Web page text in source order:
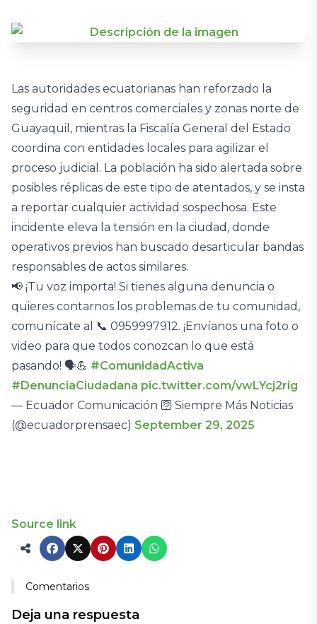
Las autoridades ecuatorianas han reforzado la
seguridad en centros comerciales y zonas norte de
Guayaquil, mientras la Fiscalía General del Estado
coordina con entidades locales para agilizar el
proceso judicial. La población ha sido alertada sobre
posibles réplicas de este tipo de atentados, y se insta
a reportar cualquier actividad sospechosa. Este
incidente eleva la tensión en la ciudad, donde
operativos previos han buscado desarticular bandas
responsables de actos similares.
📢 ¡Tu voz importa! Si tienes alguna denuncia o
quieres contarnos los problemas de tu comunidad,
comunícate al 📞 0959997912. ¡Envíanos una foto o
video para que todos conozcan lo que está
pasando! 🗣️💪 #ComunidadActiva
#DenunciaCiudadana pic.twitter.com/vwLYcj2rig
— Ecuador Comunicación 🛜 Siempre Más Noticias
(@ecuadorprensaec) September 29, 2025
Source link
Comentarios
Deja una respuesta